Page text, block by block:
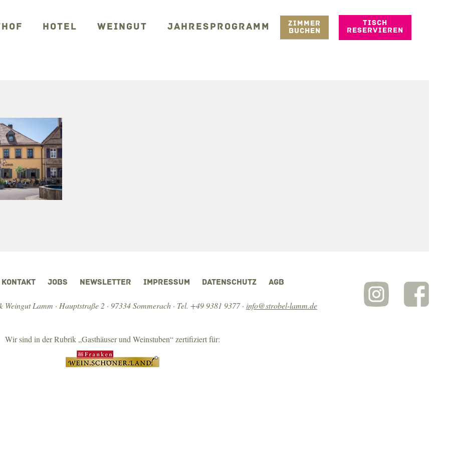
HOTEL WEINGUT JAHRESPROGRAMM
ZIMMER
BUCHEN
TISCH
RESERVIEREN
KONTAKT JOBS NEWSLETTER IMPRESSUM DATENSCHUTZ AGB
Lamm · Hauptstraße 2 · 97334 Sommerach · Tel. +49 9381 9377· info@strobel-lamm.de
Wir sind in der Rubrik „Gasthäuser und Weinstuben“ zertifiziert für: